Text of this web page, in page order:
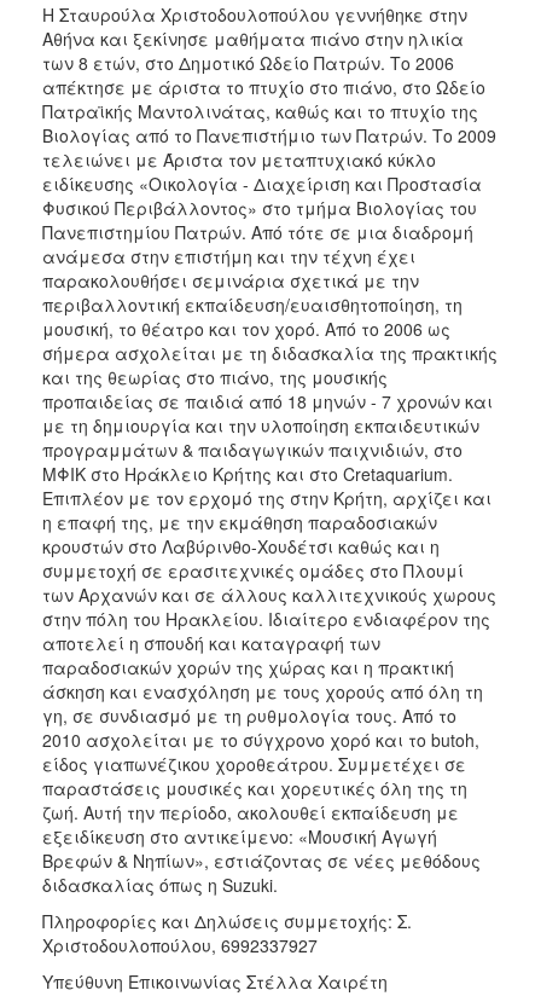
Η Σταυρούλα Χριστοδουλοπούλου γεννήθηκε στην
Αθήνα και ξεκίνησε μαθήματα πιάνο στην ηλικία
των 8 ετών, στο Δημοτικό Ωδείο Πατρών. Το 2006
απέκτησε με άριστα το πτυχίο στο πιάνο, στο Ωδείο
Πατραϊκής Μαντολινάτας, καθώς και το πτυχίο της
Βιολογίας από το Πανεπιστήμιο των Πατρών. Το 2009
τελειώνει με Άριστα τον μεταπτυχιακό κύκλο
ειδίκευσης «Οικολογία - Διαχείριση και Προστασία
Φυσικού Περιβάλλοντος» στο τμήμα Βιολογίας του
Πανεπιστημίου Πατρών. Από τότε σε μια διαδρομή
ανάμεσα στην επιστήμη και την τέχνη έχει
παρακολουθήσει σεμινάρια σχετικά με την
περιβαλλοντική εκπαίδευση/ευαισθητοποίηση, τη
μουσική, το θέατρο και τον χορό. Από το 2006 ως
σήμερα ασχολείται με τη διδασκαλία της πρακτικής
και της θεωρίας στο πιάνο, της μουσικής
προπαιδείας σε παιδιά από 18 μηνών - 7 χρονών και
με τη δημιουργία και την υλοποίηση εκπαιδευτικών
προγραμμάτων & παιδαγωγικών παιχνιδιών, στο
ΜΦΙΚ στο Ηράκλειο Κρήτης και στο Cretaquarium.
Επιπλέον με τον ερχομό της στην Κρήτη, αρχίζει και
η επαφή της, με την εκμάθηση παραδοσιακών
κρουστών στο Λαβύρινθο-Χουδέτσι καθώς και η
συμμετοχή σε ερασιτεχνικές ομάδες στο Πλουμί
των Αρχανών και σε άλλους καλλιτεχνικούς χωρους
στην πόλη του Ηρακλείου. Ιδιαίτερο ενδιαφέρον της
αποτελεί η σπουδή και καταγραφή των
παραδοσιακών χορών της χώρας και η πρακτική
άσκηση και ενασχόληση με τους χορούς από όλη τη
γη, σε συνδιασμό με τη ρυθμολογία τους. Από το
2010 ασχολείται με το σύγχρονο χορό και το butoh,
είδος γιαπωνέζικου χοροθεάτρου. Συμμετέχει σε
παραστάσεις μουσικές και χορευτικές όλη της τη
ζωή. Αυτή την περίοδο, ακολουθεί εκπαίδευση με
εξειδίκευση στο αντικείμενο: «Μουσική Αγωγή
Βρεφών & Νηπίων», εστιάζοντας σε νέες μεθόδους
διδασκαλίας όπως η Suzuki.
Πληροφορίες και Δηλώσεις συμμετοχής: Σ.
Χριστοδουλοπούλου, 6992337927
Υπεύθυνη Επικοινωνίας Στέλλα Χαιρέτη